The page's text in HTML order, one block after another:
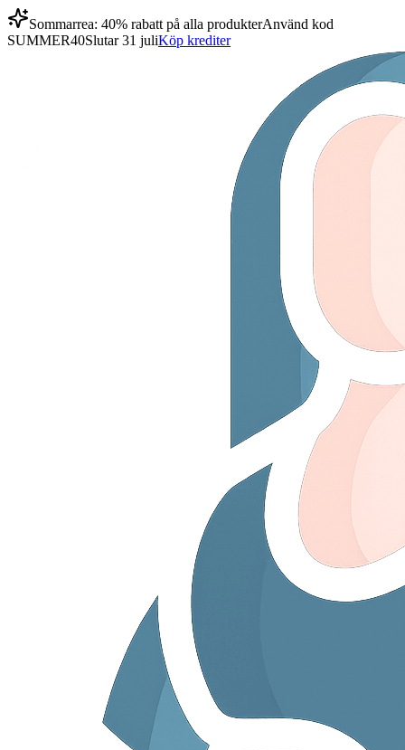
Sommarrea: 40% rabatt på alla produkterAnvänd kod
SUMMER40Slutar 31 juliKöp krediter